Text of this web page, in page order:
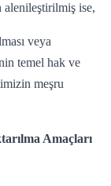
ise,
veya
temel hak ve
meşru
Amaçları